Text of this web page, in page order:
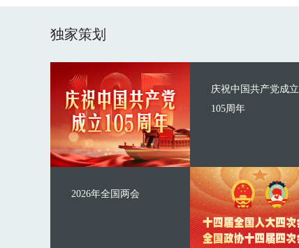
独家策划
庆祝中国共产党成立
105周年
2026年全国两会